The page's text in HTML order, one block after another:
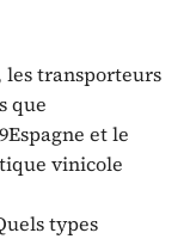
les transporteurs
que
et le
vinicole
types